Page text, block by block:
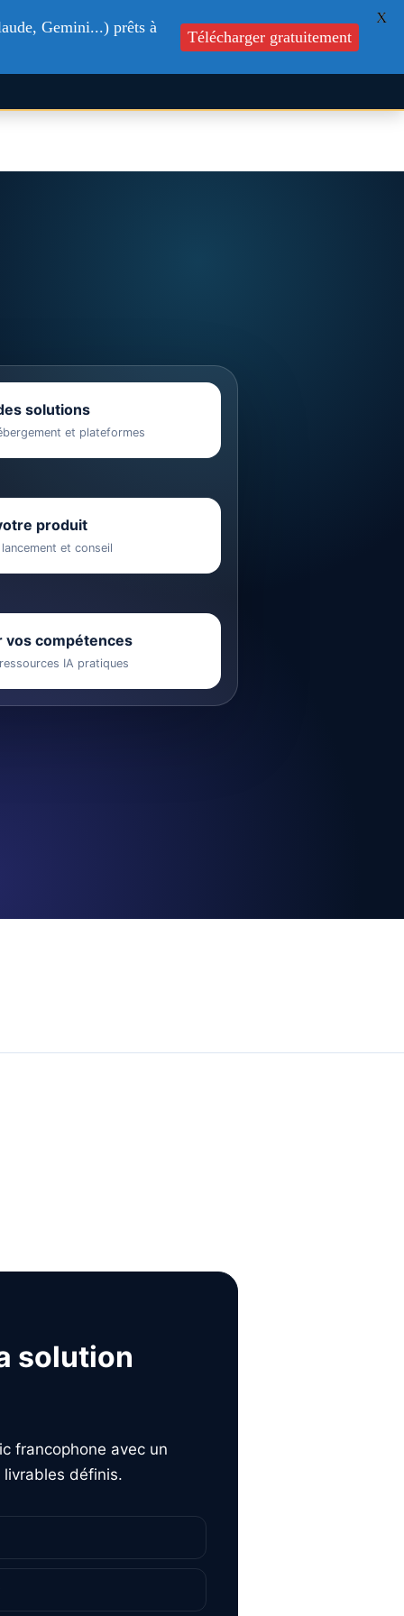
Formations Blog Contactez-nous
solutions
et plateformes
produit
et conseil
vos compétences
IA pratiques
solution
francophone avec un
définis.
Gemini...) prêts à
Télécharger gratuitement
X